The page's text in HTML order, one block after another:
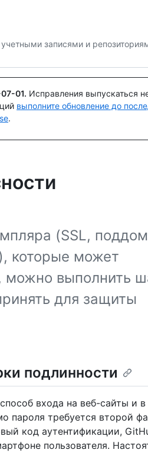
записями и
01. Исправления выпускаться
выполните обновление до
.
(SSL,
которые может
можно выполнить
для защиты
подлинности
входа на веб-сайты и в
пароля требуется второй
код аутентификации,
пользователя.